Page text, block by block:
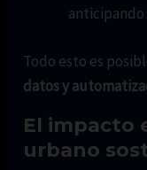
Todo esto es
datos y
El impacto
urbano